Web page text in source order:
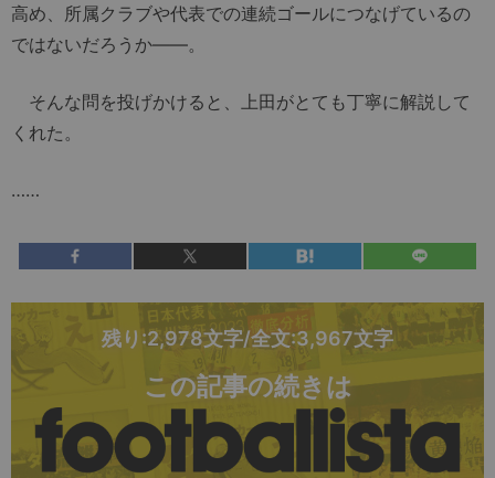
高め、所属クラブや代表での連続ゴールにつなげているの
ではないだろうか――。
そんな問を投げかけると、上田がとても丁寧に解説して
くれた。
……
残り:2,978文字/全文:3,967文字
この記事の続きは